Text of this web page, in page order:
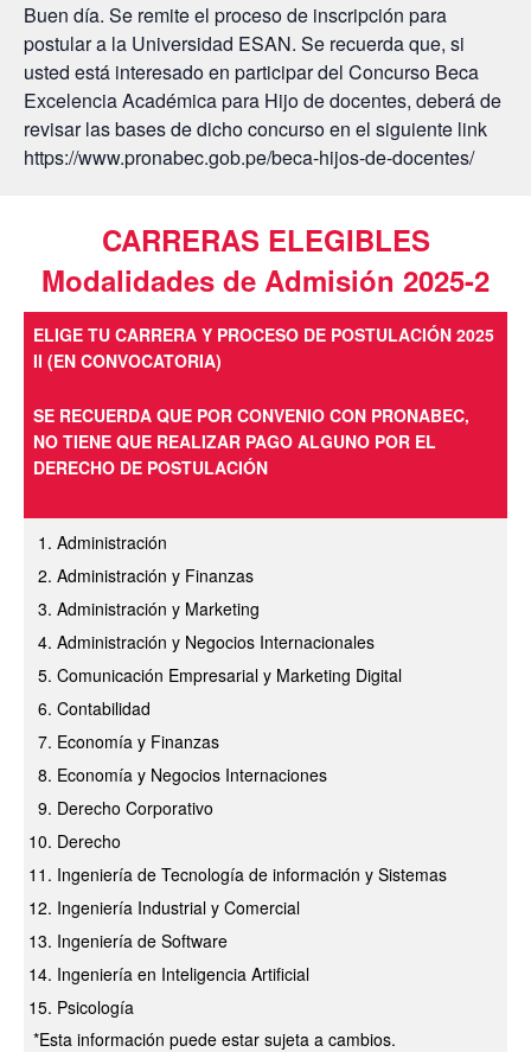
Buen día. Se remite el proceso de inscripción para
postular a la Universidad ESAN. Se recuerda que, si
usted está interesado en participar del Concurso Beca
Excelencia Académica para Hijo de docentes, deberá de
revisar las bases de dicho concurso en el siguiente link
https://www.pronabec.gob.pe/beca-hijos-de-docentes/
CARRERAS ELEGIBLES
Modalidades de Admisión 2025-2
ELIGE TU CARRERA Y PROCESO DE POSTULACIÓN 2025
II (EN CONVOCATORIA)
SE RECUERDA QUE POR CONVENIO CON PRONABEC,
NO TIENE QUE REALIZAR PAGO ALGUNO POR EL
DERECHO DE POSTULACIÓN
Administración
Administración y Finanzas
Administración y Marketing
Administración y Negocios Internacionales
Comunicación Empresarial y Marketing Digital
Contabilidad
Economía y Finanzas
Economía y Negocios Internaciones
Derecho Corporativo
Derecho
Ingeniería de Tecnología de información y Sistemas
Ingeniería Industrial y Comercial
Ingeniería de Software
Ingeniería en Inteligencia Artificial
Psicología
*Esta información puede estar sujeta a cambios.